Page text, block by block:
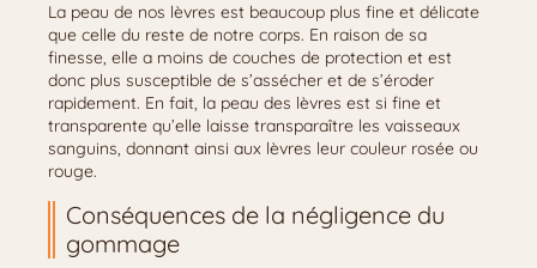
La peau de nos lèvres est beaucoup plus fine et délicate
que celle du reste de notre corps. En raison de sa
finesse, elle a moins de couches de protection et est
donc plus susceptible de s’assécher et de s’éroder
rapidement. En fait, la peau des lèvres est si fine et
transparente qu’elle laisse transparaître les vaisseaux
sanguins, donnant ainsi aux lèvres leur couleur rosée ou
rouge.
Conséquences de la négligence du
gommage